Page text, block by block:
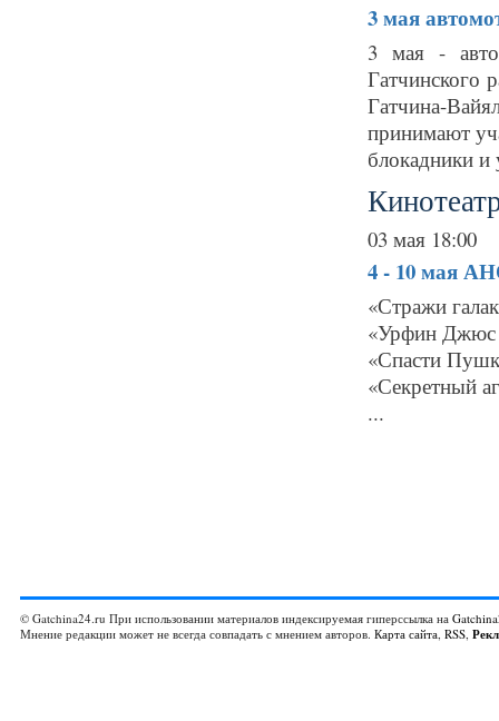
3 мая
3 мая -
Гатчинского
Гатчина-
принимают
блокадники и
03 мая 18:00
4 - 10 мая
«Стражи
«Урфин Джюс
«Спасти
«Секретный
...
© Gatchina24.ru При использовании материалов индексируемая гиперссылка на
Мнение редакции может не всегда совпадать с мнением авторов. Карта сайта, RSS,